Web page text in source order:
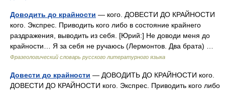
Доводить до крайности — кого. ДОВЕСТИ ДО КРАЙНОСТИ
кого. Экспрес. Приводить кого либо в состояние крайнего
раздражения, выводить из себя. [Юрий:] Не доводи меня до
крайности… Я за себя не ручаюсь (Лермонтов. Два брата) …
Фразеологический словарь русского литературного языка
Довести до крайности — ДОВОДИТЬ ДО КРАЙНОСТИ кого.
ДОВЕСТИ ДО КРАЙНОСТИ кого. Экспрес. Приводить кого либо